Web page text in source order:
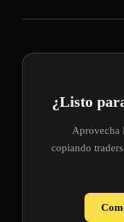
¿Listo
Aprovecha
copiando